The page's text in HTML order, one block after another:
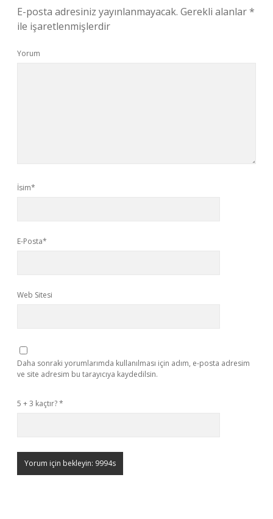
E-posta adresiniz yayınlanmayacak. Gerekli alanlar*
ile işaretlenmişlerdir
Yorum
İsim*
E-Posta*
Web Sitesi
Daha sonraki yorumlarımda kullanılması için adım, e-posta adresim
ve site adresim bu tarayıcıya kaydedilsin.
5 + 3 kaçtır?*